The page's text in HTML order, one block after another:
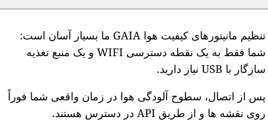
تنظیم مانیتورهای کیفیت هوا GAIA ما بسیار آسان است:
شما فقط به یک نقطه دسترسی WIFI و یک منبع تغذیه
سازگار با USB نیاز دارید.
پس از اتصال، سطوح آلودگی هوا در زمان واقعی شما فوراً
روی نقشه ها و از طریق API در دسترس هستند.